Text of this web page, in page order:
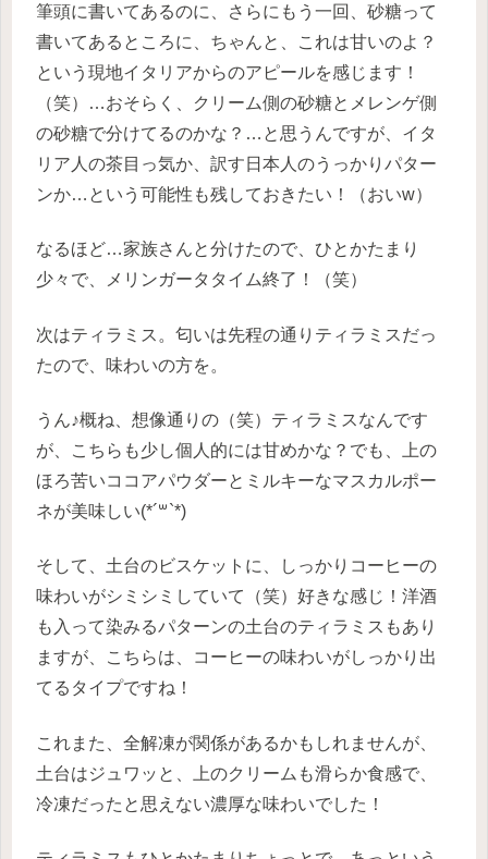
筆頭に書いてあるのに、さらにもう一回、砂糖って
書いてあるところに、ちゃんと、これは甘いのよ？
という現地イタリアからのアピールを感じます！
（笑）…おそらく、クリーム側の砂糖とメレンゲ側
の砂糖で分けてるのかな？…と思うんですが、イタ
リア人の茶目っ気か、訳す日本人のうっかりパター
ンか…という可能性も残しておきたい！（おいw）
なるほど…家族さんと分けたので、ひとかたまり
少々で、メリンガータタイム終了！（笑）
次はティラミス。匂いは先程の通りティラミスだっ
たので、味わいの方を。
うん♪概ね、想像通りの（笑）ティラミスなんです
が、こちらも少し個人的には甘めかな？でも、上の
ほろ苦いココアパウダーとミルキーなマスカルポー
ネが美味しい(*´꒳`*)
そして、土台のビスケットに、しっかりコーヒーの
味わいがシミシミしていて（笑）好きな感じ！洋酒
も入って染みるパターンの土台のティラミスもあり
ますが、こちらは、コーヒーの味わいがしっかり出
てるタイプですね！
これまた、全解凍が関係があるかもしれませんが、
土台はジュワッと、上のクリームも滑らか食感で、
冷凍だったと思えない濃厚な味わいでした！